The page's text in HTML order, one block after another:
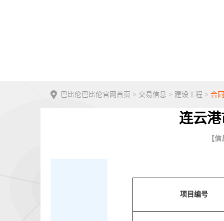
巴比伦巴比伦官网首页 > 交易信息 > 建设工程 > 合
连云
【
项目编号